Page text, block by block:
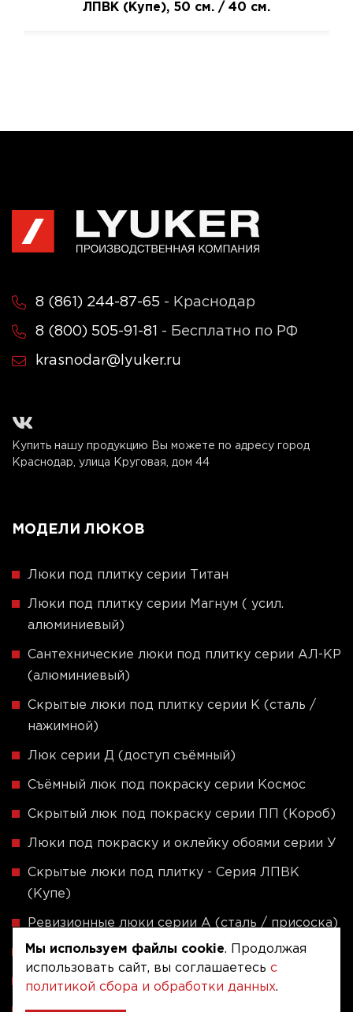
ЛПВК (Купе), 50 см. / 40 см.
8 (861) 244-87-65 - Краснодар
8 (800) 505-91-81 - Бесплатно по РФ
krasnodar@lyuker.ru
Купить нашу продукцию Вы можете по адресу город
Краснодар, улица Круговая, дом 44
МОДЕЛИ ЛЮКОВ
Люки под плитку серии Титан
Люки под плитку серии Магнум ( усил.
алюминиевый)
Сантехнические люки под плитку серии АЛ-КР
(алюминиевый)
Скрытые люки под плитку серии K (сталь /
нажимной)
Люк серии Д (доступ съёмный)
Съёмный люк под покраску серии Космос
Скрытый люк под покраску серии ПП (Короб)
Люки под покраску и оклейку обоями серии У
Скрытые люки под плитку - Серия ЛПВК
(Купе)
Ревизионные люки серии A (сталь / присоска)
Напольные люки серии ФЛЮР
Рассчитать люк по индивидуальным размерам
Мы используем файлы cookie. Продолжая
использовать сайт, вы соглашаетесь с
политикой сбора и обработки данных.